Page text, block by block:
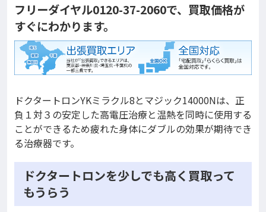
フリーダイヤル0120-37-2060で、買取価格が
すぐにわかります。
ドクタートロンYKミラクル8とマジック14000Nは、正
負１対３の安定した高電圧治療と温熱を同時に使用する
ことができるため疲れた身体にダブルの効果が期待でき
る治療器です。
ドクタートロンを少しでも高く買取って
もうらう